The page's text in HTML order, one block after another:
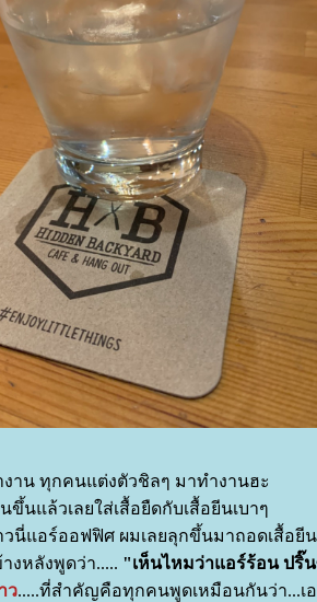
าน ทุกคนแต่งตัวชิลๆ มาทำงานฮะ
ขึ้นแล้วเลยใส่เสื้อยืดกับเสื้อยีนเบาๆ
นี่แอร์ออฟฟิศ ผมเลยลุกขึ้นมาถอดเสื้อยี
งหลังพูดว่า..... "เห็นไหมว่าแอร์ร้อน ปริ๊
ว.....ที่สำคัญคือทุกคนพูดเหมือนกันว่า...เ